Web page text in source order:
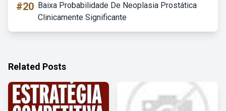
#20 Baixa Probabilidade De Neoplasia Prostática
Clinicamente Significante
Related Posts